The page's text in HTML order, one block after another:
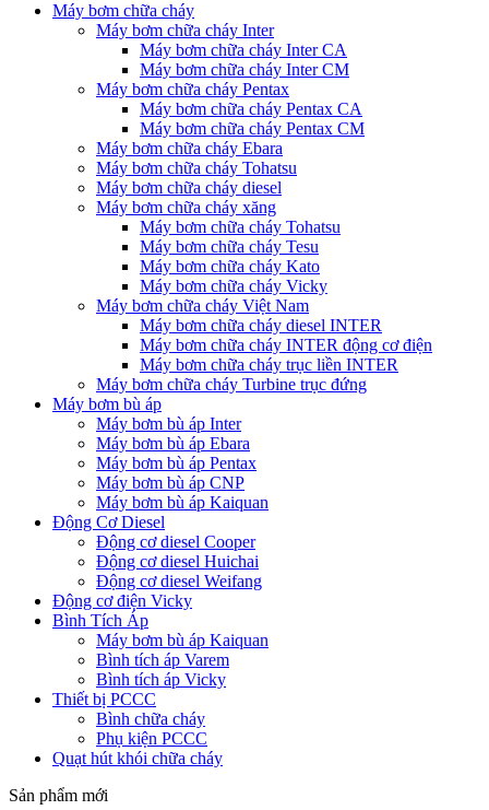
Máy bơm chữa cháy
Máy bơm chữa cháy Inter
Máy bơm chữa cháy Inter CA
Máy bơm chữa cháy Inter CM
Máy bơm chữa cháy Pentax
Máy bơm chữa cháy Pentax CA
Máy bơm chữa cháy Pentax CM
Máy bơm chữa cháy Ebara
Máy bơm chữa cháy Tohatsu
Máy bơm chữa cháy diesel
Máy bơm chữa cháy xăng
Máy bơm chữa cháy Tohatsu
Máy bơm chữa cháy Tesu
Máy bơm chữa cháy Kato
Máy bơm chữa cháy Vicky
Máy bơm chữa cháy Việt Nam
Máy bơm chữa cháy diesel INTER
Máy bơm chữa cháy INTER động cơ điện
Máy bơm chữa cháy trục liền INTER
Máy bơm chữa cháy Turbine trục đứng
Máy bơm bù áp
Máy bơm bù áp Inter
Máy bơm bù áp Ebara
Máy bơm bù áp Pentax
Máy bơm bù áp CNP
Máy bơm bù áp Kaiquan
Động Cơ Diesel
Động cơ diesel Cooper
Động cơ diesel Huichai
Động cơ diesel Weifang
Động cơ điện Vicky
Bình Tích Áp
Máy bơm bù áp Kaiquan
Bình tích áp Varem
Bình tích áp Vicky
Thiết bị PCCC
Bình chữa cháy
Phụ kiện PCCC
Quạt hút khói chữa cháy
Sản phẩm mới